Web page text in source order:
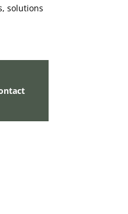
solutions